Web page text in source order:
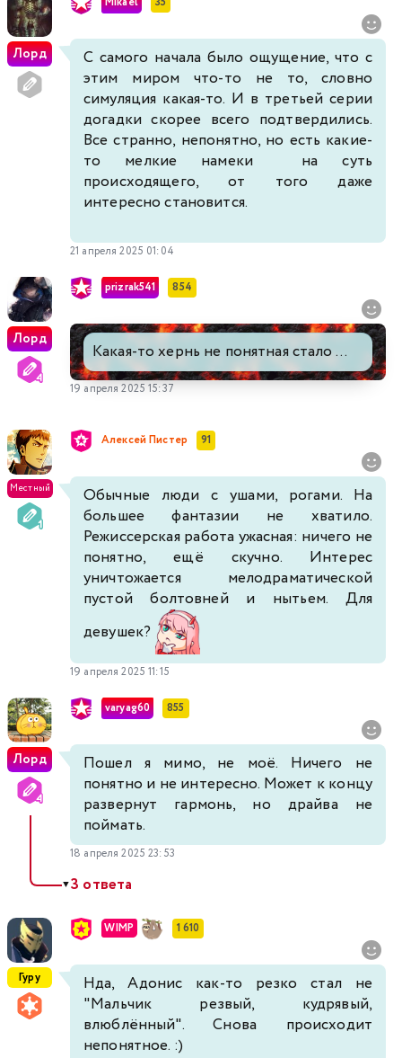
Лорд
С самого начала было ощущение, что с
этим миром что-то не то, словно
симуляция какая-то. И в третьей серии
догадки скорее всего подтвердились.
Все странно, непонятно, но есть какие-
то мелкие намеки на суть
происходящего, от того даже
интересно становится.
21 апреля 2025 01:04
Лорд
prizrak541 854
Какая-то хернь не понятная стало ...
19 апреля 2025 15:37
Местный
Алексей Пистер 91
Обычные люди с ушами, рогами. На
большее фантазии не хватило.
Режиссерская работа ужасная: ничего не
понятно, ещё скучно. Интерес
уничтожается мелодраматической
пустой болтовней и нытьем. Для
девушек?
19 апреля 2025 11:15
Лорд
varyag60 855
Пошел я мимо, не моё. Ничего не
понятно и не интересно. Может к концу
развернут гармонь, но драйва не
поймать.
18 апреля 2025 23:53
▼3 ответа
Гуру
WIMP 1 610
Нда, Адонис как-то резко стал не
"Мальчик резвый, кудрявый,
влюблённый". Снова происходит
непонятное. :)